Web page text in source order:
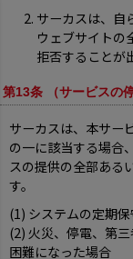
サーカスは、自
ウェブサイトの
拒否することが
第13条 （サービスの停
サーカスは、本サー
の一に該当する場合
スの提供の全部ある
す。
(1) システムの定期
(2) 火災、停電、第
困難になった場合